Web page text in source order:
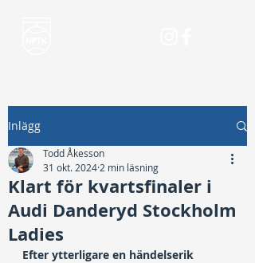
Inlägg
Klart för kvartsfinaler i
Audi Danderyd Stockholm
Ladies
Todd Åkesson
31 okt. 2024 2 min läsning
Efter ytterligare en händelserik